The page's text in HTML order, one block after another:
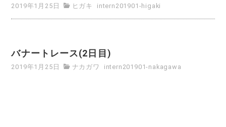
2019年1月25日 ヒガキ intern201901-higaki
バナートレース(2日目)
2019年1月25日 ナカガワ intern201901-nakagawa